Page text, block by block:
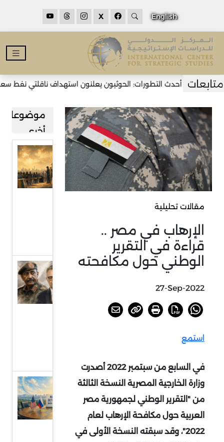
English
X
أحدث التطورات: الحوثيون يعلنون استهداف ناقلتي نفط سعوديتين
مقالات تحليلية
الإرهاب في مصر ..
قراءة في التقرير
الوطني حول مكافحته
27-Sep-2022
استمع
في السابع من سبتمبر 2022 أصدرت
وزارة الخارجية المصرية النسخة الثالثة
من "التقرير الوطني لجمهورية مصر
العربية حول مكافحة الإرهاب لعام
2022"، وقد سبقته النسخة الأولى في
موضوعات
أخرى
قراءة في
صعود
حركة
السودان
عودة
الحديث
عن
الردع